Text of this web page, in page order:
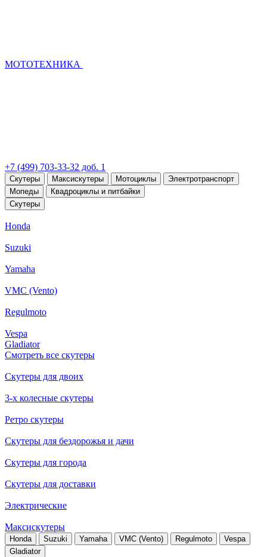
МОТОТЕХНИКА
+7 (499) 703-33-32 доб. 1
Скутеры Максискутеры Мотоциклы
Электротранспорт
Мопеды
Квадроциклы и питбайки
Скутеры
Honda
Suzuki
Yamaha
VMC (Vento)
Regulmoto
Vespa
Gladiator
Смотреть все скутеры
Скутеры для двоих
3-х колесные скутеры
Ретро скутеры
Скутеры для бездорожья и дачи
Скутеры для города
Скутеры для доставки
Электрические
Максискутеры
Honda Suzuki Yamaha VMC (Vento) Regulmoto
Vespa
Gladiator